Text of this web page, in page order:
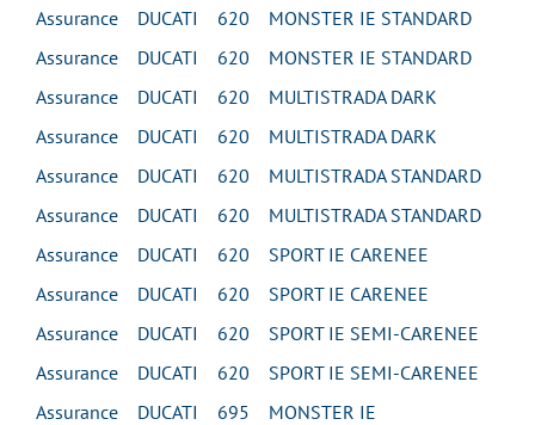
Assurance DUCATI 620 MONSTER IE STANDARD
Assurance DUCATI 620 MONSTER IE STANDARD
Assurance DUCATI 620 MULTISTRADA DARK
Assurance DUCATI 620 MULTISTRADA DARK
Assurance DUCATI 620 MULTISTRADA STANDARD
Assurance DUCATI 620 MULTISTRADA STANDARD
Assurance DUCATI 620 SPORT IE CARENEE
Assurance DUCATI 620 SPORT IE CARENEE
Assurance DUCATI 620 SPORT IE SEMI-CARENEE
Assurance DUCATI 620 SPORT IE SEMI-CARENEE
Assurance DUCATI 695 MONSTER IE